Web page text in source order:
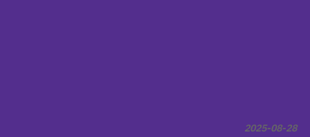
2025-08-28